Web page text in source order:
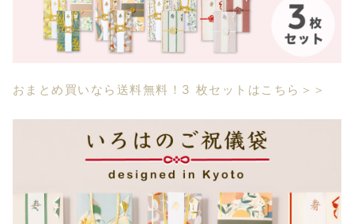
おまとめ買いなら送料無料！3 枚セットはこちら＞＞